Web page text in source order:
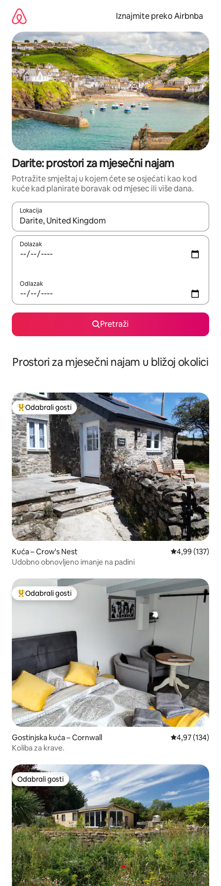
sadržaj
Iznajmite preko Airbnba
Darite: prostori za mjesečni najam
Potražite smještaj u kojem ćete se osjećati kao kod
kuće kad planirate boravak od mjesec ili više dana.
Lokacija
Kada budu dostupni rezultati, moći ćete ih pregledati
Dolazak
Odlazak
Pretraži
Prostori za mjesečni najam u bližoj okolici
Među najviše rangiranima s oznakom „Odabrali gosti”
Odabrali gosti
Kuća – Crow's Nest Prosječna
4,99 (137)
Udobno obnovljeno imanje na padini
Među najviše rangiranima s oznakom „Odabrali gosti”
Odabrali gosti
Gostinjska kuća – Cornwall Prosječna
4,97 (134)
Koliba za krave.
Odabrali gosti
Odabrali gosti